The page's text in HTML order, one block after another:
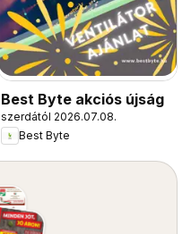
Best Byte akciós újság
szerdától 2026.07.08.
Best Byte